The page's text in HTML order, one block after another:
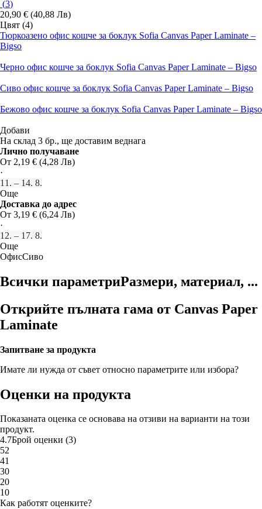
(3)
20,90 € (40,88 Лв)
Цвят (4)
Тюркоазено офис кошче за боклук Sofia Canvas Paper Laminate –
Bigso
Черно офис кошче за боклук Sofia Canvas Paper Laminate – Bigso
Сиво офис кошче за боклук Sofia Canvas Paper Laminate – Bigso
Бежово офис кошче за боклук Sofia Canvas Paper Laminate – Bigso
Добави
На склад 3 бр., ще доставим веднага
Лично получаване
От 2,19 € (4,28 Лв)
·
11. – 14. 8.
Още
Доставка до адрес
От 3,19 € (6,24 Лв)
·
12. – 17. 8.
Още
ОфисСиво
Всички параметриРазмери, материал, ...
Открийте пълната гама от Canvas Paper
Laminate
Запитване за продукта
Имате ли нужда от съвет относно параметрите или избора?
Оценки на продукта
Показаната оценка се основава на отзиви на варианти на този
продукт.
4.7Брой оценки (3)
52
41
30
20
10
Как работят оценките?